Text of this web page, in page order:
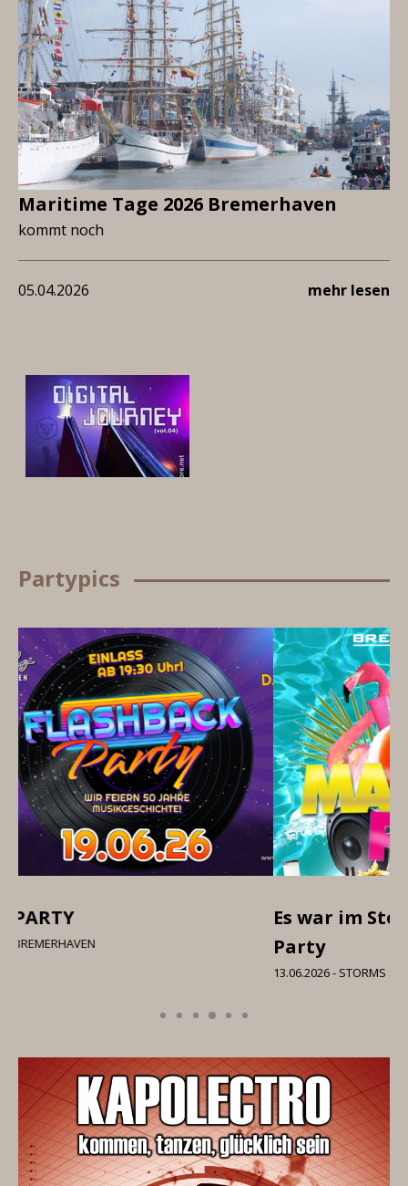
Maritime Tage 2026 Bremerhaven
kommt noch
05.04.2026 mehr lesen
Partypics
Es war im Storms söben die Mallorca
Party